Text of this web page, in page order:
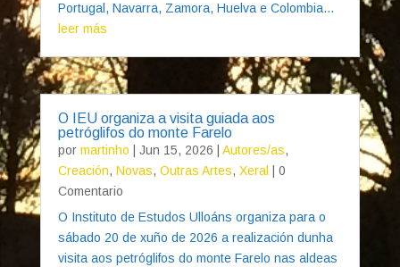
Portugal, Navarra, Zamora, Huelva e Colombia...
leer más
O IEU organiza a visita guiada aos
petróglifos do monte Farelo
por martinho Jun 15, 2026 Autores/as,
Creación, Novas, Outras Artes, Xeral
| 0
Comentario
O Instituto de Estudos Ulloáns organiza para o
sábado 20 de xuño de 2026 a realización dunha
visita aos petróglifos do monte Farelo nas aldeas